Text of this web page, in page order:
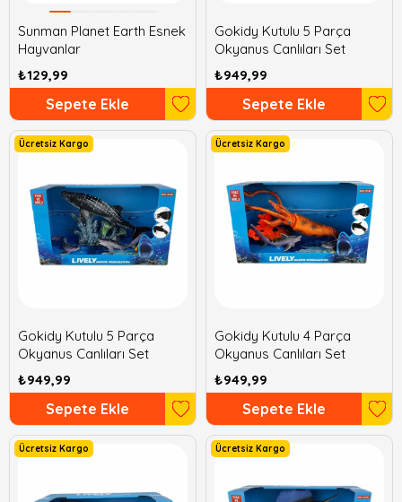
Sunman Planet Earth Esnek
Hayvanlar
₺129,99
Sepete Ekle
Gokidy Kutulu 5 Parça
Okyanus Canlıları Set
₺949,99
Sepete Ekle
Gokidy Kutulu 5 Parça
Okyanus Canlıları Set
₺949,99
Ücretsiz Kargo
Sepete Ekle
Gokidy Kutulu 4 Parça
Okyanus Canlıları Set
₺949,99
Ücretsiz Kargo
Sepete Ekle
Ücretsiz Kargo Ücretsiz Kargo